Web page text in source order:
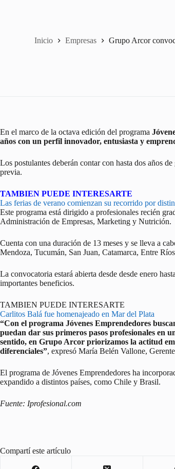
Inicio Empresas Grupo Arcor
En el marco de la octava edición del programa
años con un perfil innovador, entusiasta y
Los postulantes deberán contar con hasta dos años
previa.
TAMBIEN PUEDE INTERESARTE
Las ferias de verano comienzan su recorrido por
Este programa está dirigido a profesionales recién
Administración de Empresas, Marketing y Nutrición.
Cuenta con una duración de 13 meses y se lleva a
Mendoza, Tucumán, San Juan, Catamarca, Entre
La convocatoria estará abierta desde desde enero
importantes beneficios.
TAMBIEN PUEDE INTERESARTE
Carlitos Balá fue homenajeado en Mar del Plata
“Con el programa Jóvenes Emprendedores
puedan dar sus primeros pasos profesionales en
sentido, en Grupo Arcor priorizamos la actitud
diferenciales”, expresó María Belén Vallone,
El programa de Jóvenes Emprendedores ha
expandido a distintos países, como Chile y Brasil.
Fuente: Iprofesional.com
Compartí este artículo